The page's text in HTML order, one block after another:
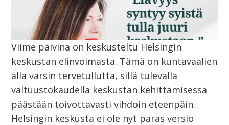
Viime päivinä on keskusteltu Helsingin
keskustan elinvoimasta. Tämä on kuntavaalien
alla varsin tervetullutta, sillä tulevalla
valtuustokaudella keskustan kehittämisessä
päästään toivottavasti vihdoin eteenpäin.
Helsingin keskusta ei ole nyt paras versio